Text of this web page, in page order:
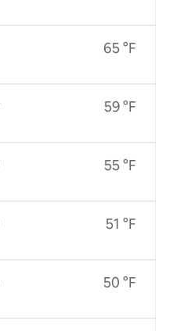
65 °F
59 °F
55 °F
51 °F
50 °F